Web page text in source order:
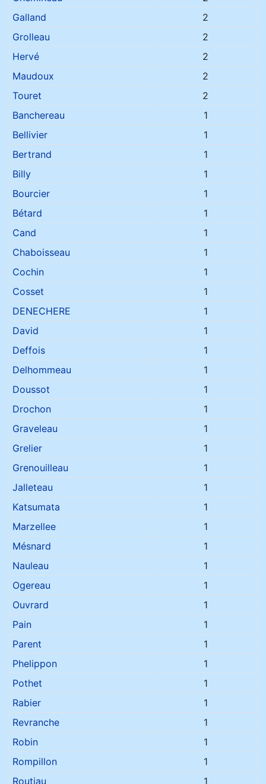
Galland
2
Grolleau
2
Hervé
2
Maudoux
2
Touret
2
Banchereau
1
Bellivier
1
Bertrand
1
Billy
1
Bourcier
1
Bétard
1
Cand
1
Chaboisseau
1
Cochin
1
Cosset
1
DENECHERE
1
David
1
Deffois
1
Delhommeau
1
Doussot
1
Drochon
1
Graveleau
1
Grelier
1
Grenouilleau
1
Jalleteau
1
Katsumata
1
Marzellee
1
Mésnard
1
Nauleau
1
Ogereau
1
Ouvrard
1
Pain
1
Parent
1
Phelippon
1
Pothet
1
Rabier
1
Revranche
1
Robin
1
Rompillon
1
Routiau
1